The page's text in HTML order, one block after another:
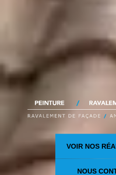
VOIR NOS
NOUS